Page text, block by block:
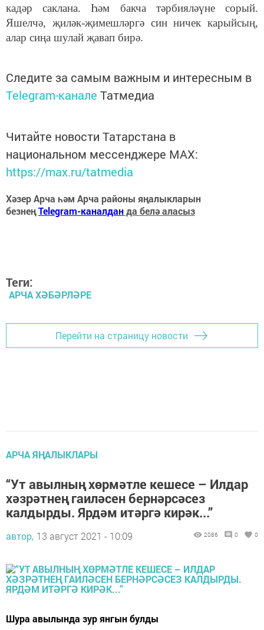
кадәр саклана. Һәм бакча тәрбияләүне сорый.
Яшелчә, җиләк-җимешләргә син ничек карыйсың,
алар сиңа шулай җавап бирә.
Следите за самым важным и интересным в
Telegram-канале Татмедиа
Читайте новости Татарстана в
национальном мессенджере MАХ:
https://max.ru/tatmedia
Хәзер Арча һәм Арча районы яңалыкларын
безнеңTelegram-каналданда белә аласыз
Теги:
АРЧА ХӘБӘРЛӘРЕ
Перейти на страницу новости
АРЧА ЯҢАЛЫКЛАРЫ
“Ут авылның хөрмәтле кешесе – Илдар
хәзрәтнең гаиләсен бернәрсәсез
калдырды. Ярдәм итәргә кирәк...”
автор, 13 август 2021 - 10:09 2086 0 0
Шура авылында зур янгын булды